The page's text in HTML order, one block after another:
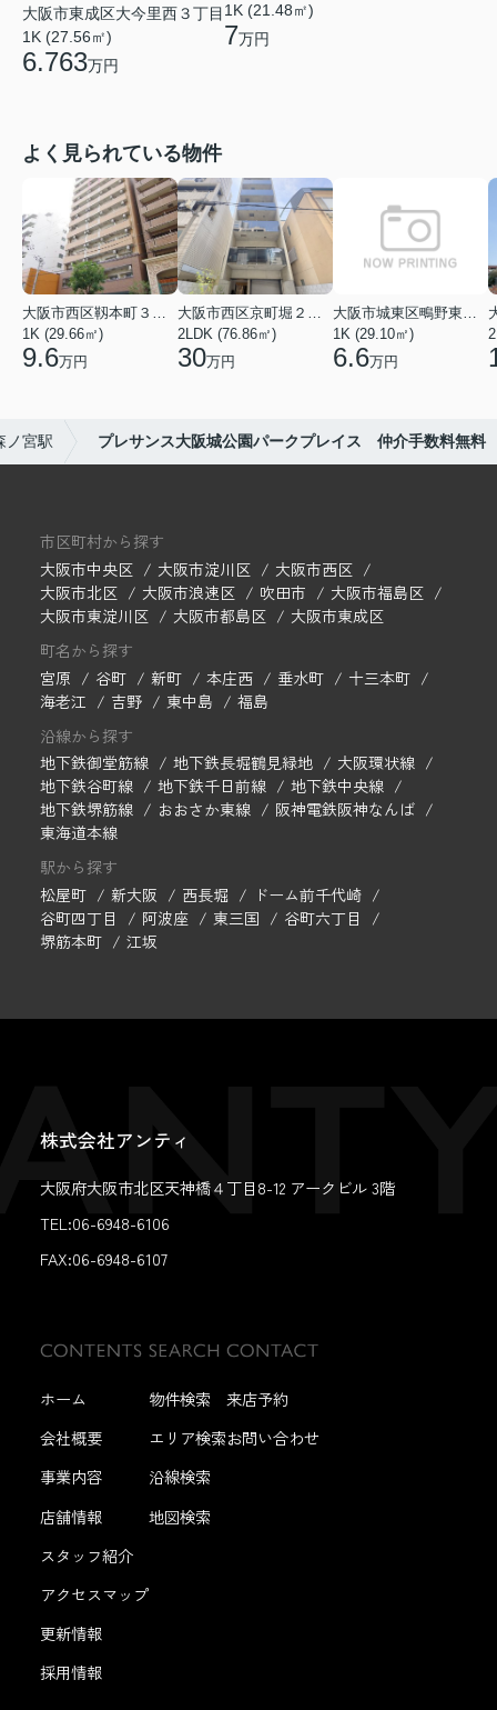
大阪市東成区大今里西３丁目
1K (27.56㎡)
6.763万円
1K (21.48㎡)
7万円
よく見られている物件
1K (29.66㎡)
9.6万円
2LDK (76.86㎡)
30万円
1K (29.10㎡)
6.6万円
ノ宮駅 プレサンス大阪城公園パークプレイス 仲介手数料無料
市区町村から探す
大阪市中央区
大阪市淀川区
大阪市西区
大阪市北区
大阪市浪速区 吹田市
大阪市福島区
大阪市東淀川区
大阪市都島区
大阪市東成区
町名から探す
宮原
谷町 新町 本庄西 垂水町
十三本町
海老江
吉野 東中島
福島
沿線から探す
地下鉄御堂筋線
地下鉄長堀鶴見緑地
大阪環状線
地下鉄谷町線
地下鉄千日前線
地下鉄中央線
地下鉄堺筋線
おおさか東線
阪神電鉄阪神なんば
東海道本線
駅から探す
松屋町
新大阪 西長堀
ドーム前千代崎
谷町四丁目
阿波座 東三国
谷町六丁目
堺筋本町
江坂
株式会社アンティ
大阪府大阪市北区天神橋４丁目8-12 アークビル 3階
TEL:06-6948-6106
FAX:06-6948-6107
ホーム
会社概要
事業内容
店舗情報
スタッフ紹介
アクセスマップ
更新情報
採用情報
物件検索
エリア検索
沿線検索
地図検索
来店予約
お問い合わせ